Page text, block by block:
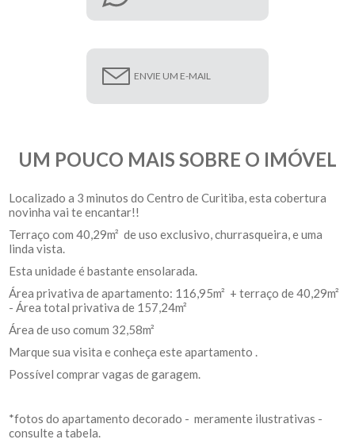
ENVIE UM E-MAIL
UM POUCO MAIS SOBRE O IMÓVEL
Localizado a 3 minutos do Centro de Curitiba, esta cobertura
novinha vai te encantar!!
Terraço com 40,29m² de uso exclusivo, churrasqueira, e uma
linda vista.
Esta unidade é bastante ensolarada.
Área privativa de apartamento: 116,95m² + terraço de 40,29m²
- Área total privativa de 157,24m²
Área de uso comum 32,58m²
Marque sua visita e conheça este apartamento .
Possível comprar vagas de garagem.
*fotos do apartamento decorado - meramente ilustrativas -
consulte a tabela.